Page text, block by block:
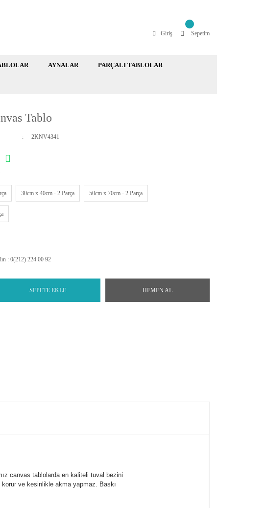
Giriş Sepetim
AYNALAR PARÇALI TABLOLAR
Tablo
2KNV4341
30cm x 40cm - 2 Parça 50cm x 70cm - 2 Parça
: 0(212) 224 00 92
SEPETE EKLE HEMEN AL
canvas tablolarda en kaliteli tuval bezini
ve kesinlikle akma yapmaz. Baskı